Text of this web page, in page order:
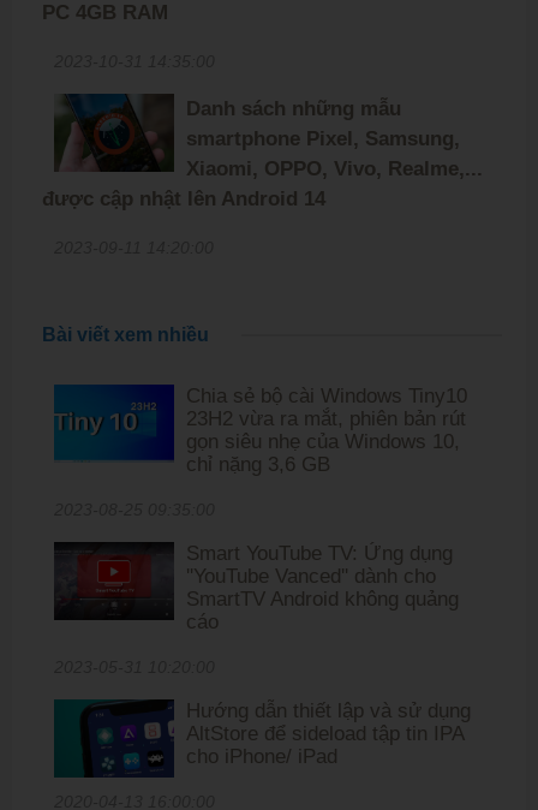
PC 4GB RAM
Danh sách những mẫu
smartphone Pixel, Samsung,
Xiaomi, OPPO, Vivo, Realme,...
được cập nhật lên Android 14
Bài viết xem nhiều
Chia sẻ bộ cài Windows Tiny10
23H2 vừa ra mắt, phiên bản rút
gọn siêu nhẹ của Windows 10,
chỉ nặng 3,6 GB
Smart YouTube TV: Ứng dụng
''YouTube Vanced'' dành cho
SmartTV Android không quảng
cáo
Hướng dẫn thiết lập và sử dụng
AltStore để sideload tập tin IPA
cho iPhone/ iPad